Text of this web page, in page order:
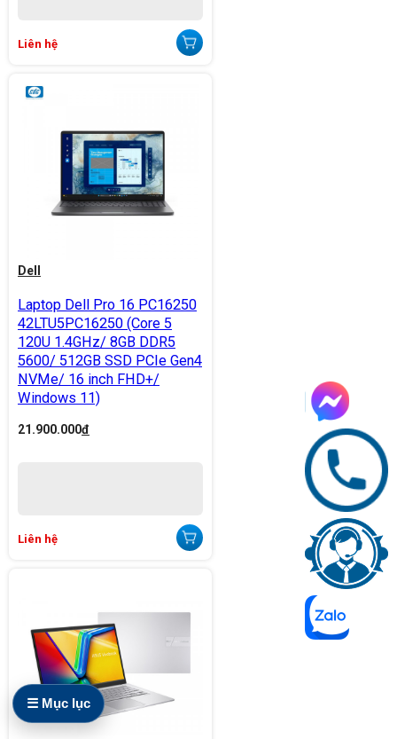
Liên hệ
Dell
Laptop Dell Pro 16 PC16250
42LTU5PC16250 (Core 5
120U 1.4GHz/ 8GB DDR5
5600/ 512GB SSD PCIe Gen4
NVMe/ 16 inch FHD+/
Windows 11)
21.900.000đ
Liên hệ
☰ Mục lục